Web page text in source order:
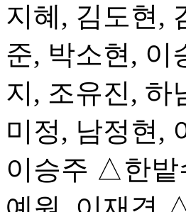
지혜, 김도현,
준, 박소현, 이
지, 조유진,
미정, 남정현,
이승주 △한밭